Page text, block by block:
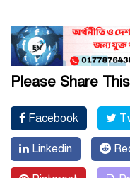
Please Share
Facebook
Linkedin